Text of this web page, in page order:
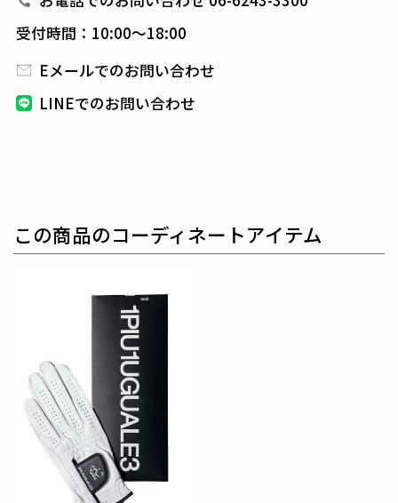
レ ゴルフ）
日本から世界に向けて発信するブランドとして世界中
をリリースし続ける1PIU1UGUALE3。
ターンにより、洗練された高いデザイン性と最高のフ
コットン75% ナイロン14% ポリエステル11%
受付時間：10:00～18:00
Eメールでのお問い合わせ
LINEでのお問い合わせ
この商品のコーディネートアイテム